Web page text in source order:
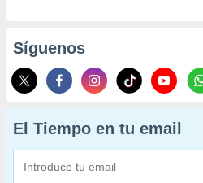
Síguenos
El Tiempo en tu email